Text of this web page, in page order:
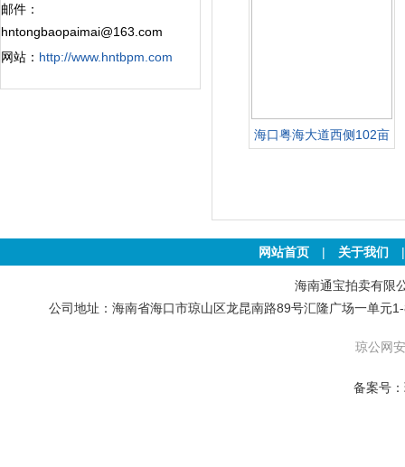
邮件：
hntongbaopaimai@163.com
网站： http://www.hntbpm.com
海口粤海大道西侧102亩
网站首页 | 关于我们
海南通宝拍卖有限
公司地址：海南省海口市琼山区龙昆南路89号汇隆广场一单
琼公网
备案号